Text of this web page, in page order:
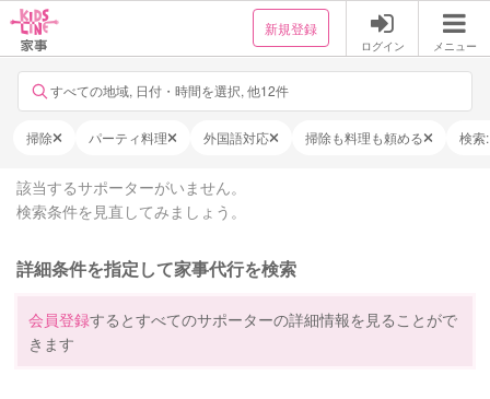
新規登録
ログイン メニュー
すべての地域, 日付・時間を選択, 他12件
掃除 パーティ料理 外国語対応 掃除も料理も頼める 検索
該当するサポーターがいません。
検索条件を見直してみましょう。
詳細条件を指定して家事代行を検索
会員登録するとすべてのサポーターの詳細情報を見ることがで
きます